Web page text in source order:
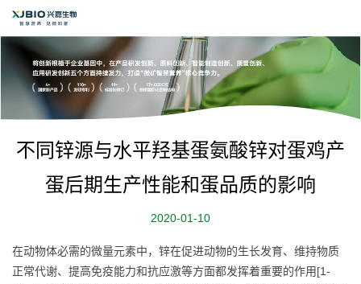
不同锌源与水平羟基蛋氨酸锌对蛋鸡产
蛋后期生产性能和蛋品质的影响
2020-01-10
在动物体必需的微量元素中，锌在促进动物的生长发育、维持物质
正常代谢、提高免疫能力和抗应激等方面都发挥着重要的作用[1-